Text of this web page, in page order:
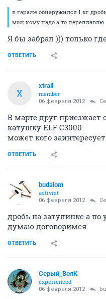
в гараже обнаружился 1 кг
мож кому надо а то переплавлю
Я бы забрал ))) только
ОТВЕТИТЬ
X
xtrail
member
06 февраля 2012
В марте друг приезжает
катушку ELF C3000
может кого заинтересует
ОТВЕТИТЬ
budalom
activist
06 февраля 2012
дробь на затулинке а
думаю договоримся
ОТВЕТИТЬ
Серый_ВолК
experienced
06 февраля 2012